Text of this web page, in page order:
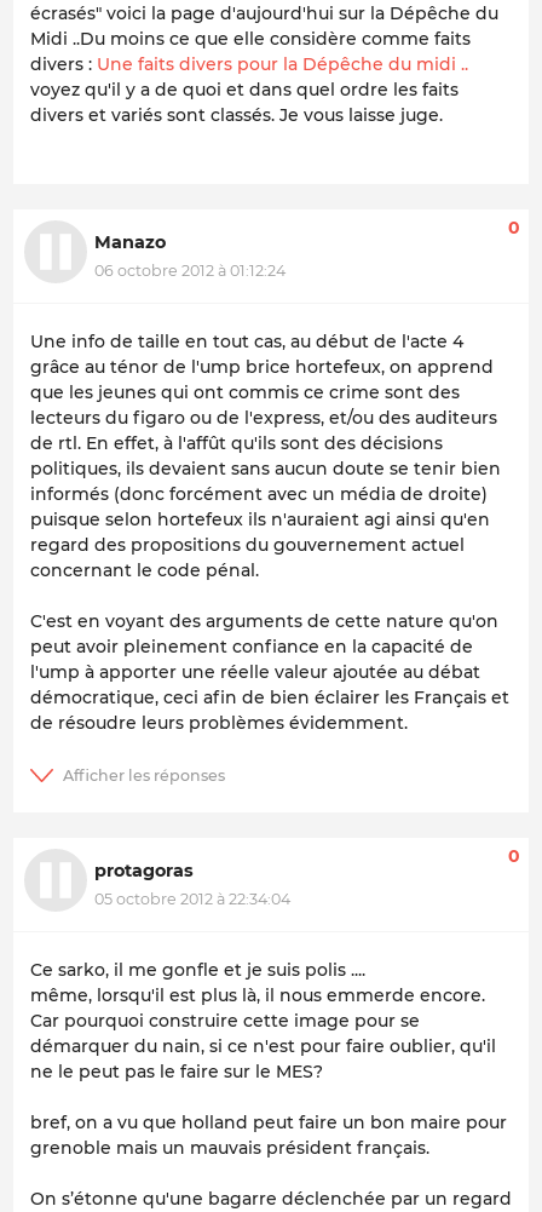
écrasés" voici la page d'aujourd'hui sur la Dépêche du
Midi ..Du moins ce que elle considère comme faits
divers : Une faits divers pour la Dépêche du midi ..
voyez qu'il y a de quoi et dans quel ordre les faits
divers et variés sont classés. Je vous laisse juge.
Manazo
06 octobre 2012 à 01:12:24
0
Une info de taille en tout cas, au début de l'acte 4
grâce au ténor de l'ump brice hortefeux, on apprend
que les jeunes qui ont commis ce crime sont des
lecteurs du figaro ou de l'express, et/ou des auditeurs
de rtl. En effet, à l'affût qu'ils sont des décisions
politiques, ils devaient sans aucun doute se tenir bien
informés (donc forcément avec un média de droite)
puisque selon hortefeux ils n'auraient agi ainsi qu'en
regard des propositions du gouvernement actuel
concernant le code pénal.
C'est en voyant des arguments de cette nature qu'on
peut avoir pleinement confiance en la capacité de
l'ump à apporter une réelle valeur ajoutée au débat
démocratique, ceci afin de bien éclairer les Français et
de résoudre leurs problèmes évidemment.
protagoras
05 octobre 2012 à 22:34:04
0
Ce sarko, il me gonfle et je suis polis ....
même, lorsqu'il est plus là, il nous emmerde encore.
Car pourquoi construire cette image pour se
démarquer du nain, si ce n'est pour faire oublier, qu'il
ne le peut pas le faire sur le MES?
bref, on a vu que holland peut faire un bon maire pour
grenoble mais un mauvais président français.
On s’étonne qu'une bagarre déclenchée par un regard